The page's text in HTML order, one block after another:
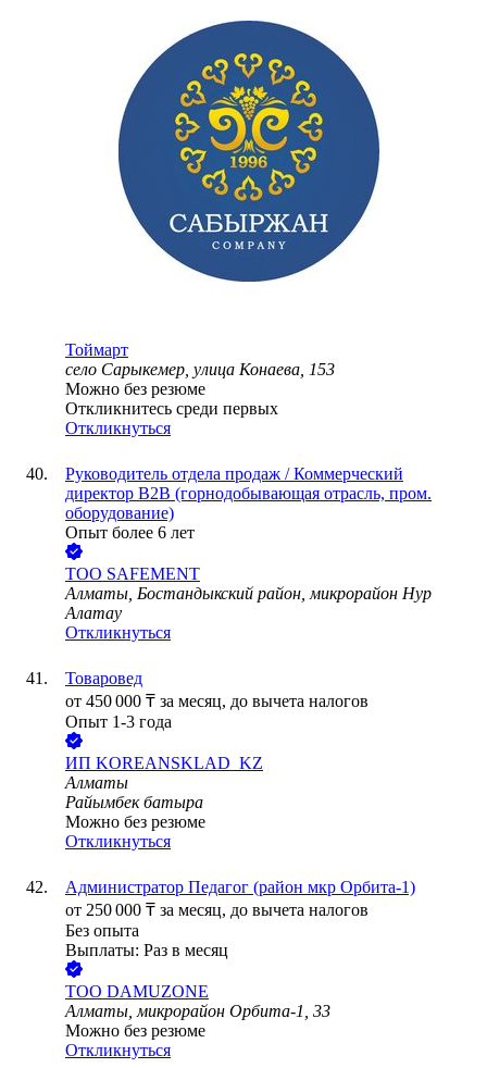
Тоймарт
село Сарыкемер, улица Конаева, 153
Можно без резюме
Откликнитесь среди первых
Откликнуться
Руководитель отдела продаж / Коммерческий
директор B2B (горнодобывающая отрасль, пром.
оборудование)
Опыт более 6 лет
ТОО SAFEMENT
Алматы, Бостандыкский район, микрорайон Нур
Алатау
Откликнуться
Товаровед
от 450 000 ₸ за месяц, до вычета налогов
Опыт 1-3 года
ИП KOREANSKLAD_KZ
Алматы
Райымбек батыра
Можно без резюме
Откликнуться
Администратор Педагог (район мкр Орбита-1)
от 250 000 ₸ за месяц, до вычета налогов
Без опыта
Выплаты: Раз в месяц
ТОО DAMUZONE
Алматы, микрорайон Орбита-1, 33
Можно без резюме
Откликнуться